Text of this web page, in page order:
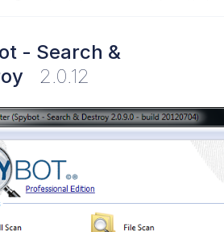
- Search &
2.0.12